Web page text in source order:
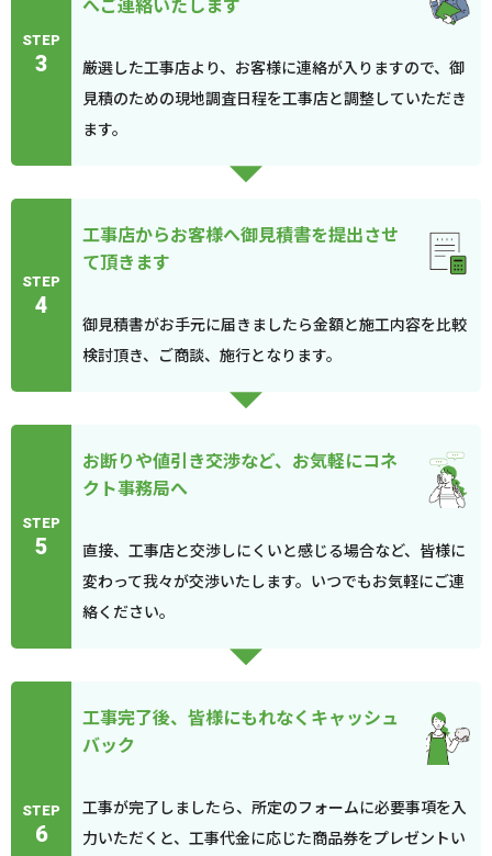
STEP
3
厳選した工事店より、お客様に連絡が入りますので、御
見積のための現地調査日程を工事店と調整していただき
ます。
STEP
4
工事店からお客様へ御見積書を提出させ
て頂きます
御見積書がお手元に届きましたら金額と施工内容を比較
検討頂き、ご商談、施行となります。
STEP
5
お断りや値引き交渉など、お気軽にコネ
クト事務局へ
直接、工事店と交渉しにくいと感じる場合など、皆様に
変わって我々が交渉いたします。いつでもお気軽にご連
絡ください。
STEP
6
工事完了後、皆様にもれなくキャッシュ
バック
工事が完了しましたら、所定のフォームに必要事項を入
力いただくと、工事代金に応じた商品券をプレゼントい